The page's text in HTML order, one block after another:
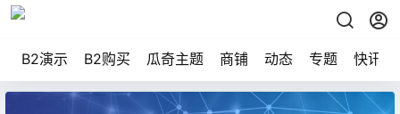
B2演示 B2购买 瓜奇主题 商铺 动态 专题 快讯